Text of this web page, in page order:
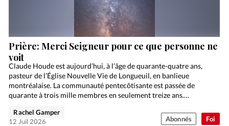
Foi
Prière: Merci Seigneur pour ce que personne ne
voit
Claude Houde est aujourd’hui, à l’âge de quarante-quatre ans,
pasteur de l’Église Nouvelle Vie de Longueuil, en banlieue
montréalaise. La communauté pentecôtisante est passée de
quarante à trois mille membres en seulement treize ans.
Rachel Gamper
12 Juil 2026
Abonnés